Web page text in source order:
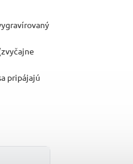
pripájajú